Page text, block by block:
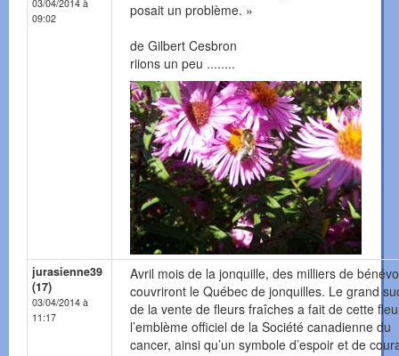
03/04/2014 à
09:02
posait un problème. »
de Gilbert Cesbron
riions un peu ........
jurasienne39
(17)
03/04/2014 à
11:17
Avril mois de la jonquille, des milliers de
couvriront le Québec de jonquilles. Le grand
de la vente de fleurs fraîches a fait de cette
l’emblème officiel de la Société canadienne du
cancer, ainsi qu’un symbole d’espoir et de